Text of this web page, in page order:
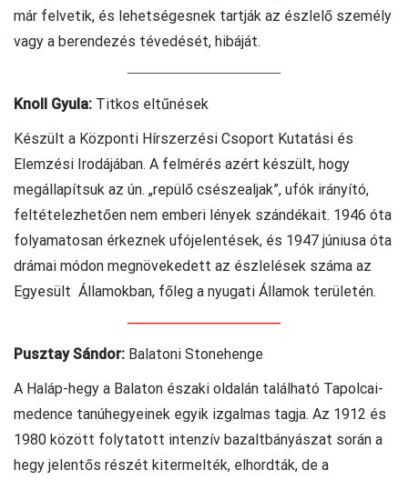
már felvetik, és lehetségesnek tartják az észlelő személy
vagy a berendezés tévedését, hibáját.
Knoll Gyula: Titkos eltűnések
Készült a Központi Hírszerzési Csoport Kutatási és
Elemzési Irodájában. A felmérés azért készült, hogy
megállapítsuk az ún. „repülő csészealjak”, ufók irányító,
feltételezhetően nem emberi lények szándékait. 1946 óta
folyamatosan érkeznek ufójelentések, és 1947 júniusa óta
drámai módon megnövekedett az észlelések száma az
Egyesült Államokban, főleg a nyugati Államok területén.
Pusztay Sándor: Balatoni Stonehenge
A Haláp-hegy a Balaton északi oldalán található Tapolcai-
medence tanúhegyeinek egyik izgalmas tagja. Az 1912 és
1980 között folytatott intenzív bazaltbányászat során a
hegy jelentős részét kitermelték, elhordták, de a